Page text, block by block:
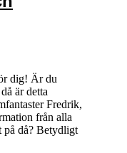
dig! Är du
är detta
Fredrik,
från alla
på då? Betydligt